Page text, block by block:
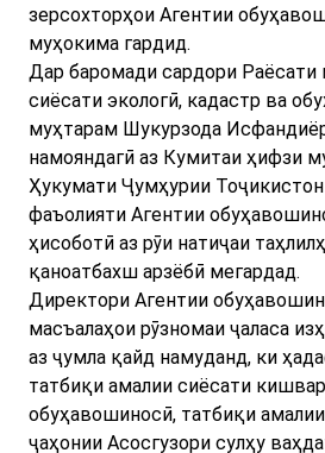
зерсохторҳои Агентии
муҳокима гардид.
Дар баромади сардори Раёсати
сиёсати экологӣ, кадастр ва
муҳтарам Шукурзода
намояндагӣ аз Кумитаи ҳифзи
Ҳукумати Ҷумҳурии
фаъолияти Агентии
ҳисоботӣ аз рӯи натиҷаи
қаноатбахш арзёбӣ мегардад.
Директори Агентии
масъалаҳои рӯзномаи ҷаласа
аз ҷумла қайд намуданд, ки
татбиқи амалии сиёсати
обуҳавошиносӣ, татбиқи
ҷаҳонии Асосгузори сулҳу